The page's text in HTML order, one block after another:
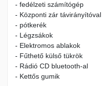
- fedélzeti számítógép
- Központi zár távirányítóval
- pótkerék
- Légzsákok
- Elektromos ablakok
- Fűthető külső tükrök
- Rádió CD bluetooth-al
- Kettős gumik